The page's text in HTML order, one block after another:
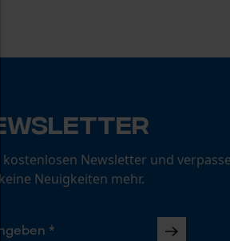
Newsletter und
keine Neuigkeiten mehr.